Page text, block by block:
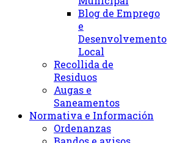
Blog de Emprego
e
Desenvolvemento
Local
Recollida de
Residuos
Augas e
Saneamentos
Normativa e Información
Ordenanzas